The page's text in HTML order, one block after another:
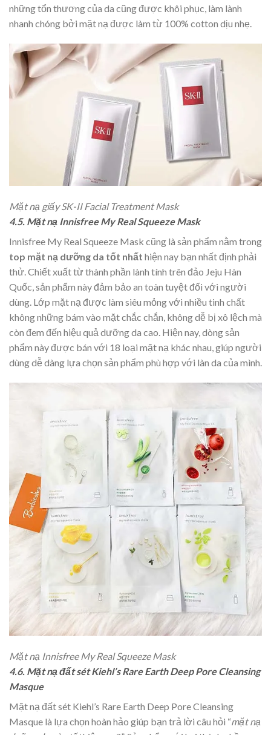
những tổn thương của da cũng được khôi phục, làm lành
nhanh chóng bởi mặt nạ được làm từ 100% cotton dịu nhẹ.
Mặt nạ giấy SK-II Facial Treatment Mask
4.5. Mặt nạ Innisfree My Real Squeeze Mask
Innisfree My Real Squeeze Mask cũng là sản phẩm nằm trong
top mặt nạ dưỡng da tốt nhất hiện nay bạn nhất định phải
thử. Chiết xuất từ thành phần lành tính trên đảo Jeju Hàn
Quốc, sản phẩm này đảm bảo an toàn tuyệt đối với người
dùng. Lớp mặt nạ được làm siêu mỏng với nhiều tinh chất
không những bám vào mặt chắc chắn, không dễ bị xô lệch mà
còn đem đến hiệu quả dưỡng da cao. Hiện nay, dòng sản
phẩm này được bán với 18 loại mặt nạ khác nhau, giúp người
dùng dễ dàng lựa chọn sản phẩm phù hợp với làn da của mình.
Mặt nạ Innisfree My Real Squeeze Mask
4.6. Mặt nạ đất sét Kiehl’s Rare Earth Deep Pore Cleansing
Masque
Mặt nạ đất sét Kiehl’s Rare Earth Deep Pore Cleansing
Masque là lựa chọn hoàn hảo giúp bạn trả lời câu hỏi “mặt nạ